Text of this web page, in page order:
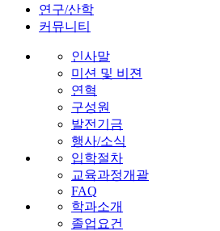
연구/산학
커뮤니티
인사말
미션 및 비젼
연혁
구성원
발전기금
행사/소식
입학절차
교육과정개괄
FAQ
학과소개
졸업요건